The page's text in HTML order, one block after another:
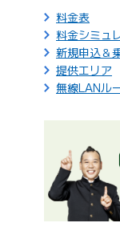
料金表
料金シミュ
新規申込＆
提供エリア
無線LANル